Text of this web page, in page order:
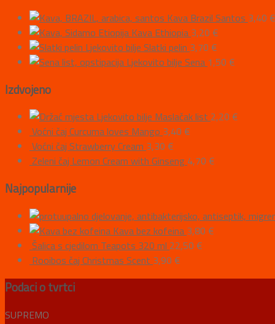
Kava Brazil Santos 3,40 €
Kava Ethiopia 3,20 €
Ljekovito bilje Slatki pelin 3,70 €
Ljekovito bilje Sena 1,50 €
Izdvojeno
Ljekovito bilje Maslačak list 2,20 €
Voćni čaj Curcuma loves Mango 3,40 €
Voćni čaj Strawberry Cream 3,30 €
Zeleni čaj Lemon Cream with Ginseng 4,70 €
Najpopularnije
Kava bez kofeina 3,80 €
Šalica s cjedilom Teapots 320 ml 22,50 €
Rooibos čaj Christmas Scent 3,90 €
Podaci o tvrtci
SUPREMO